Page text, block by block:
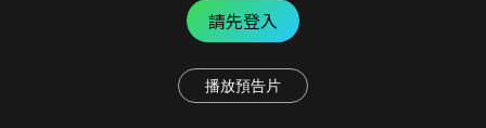
請先登入
播放預告片